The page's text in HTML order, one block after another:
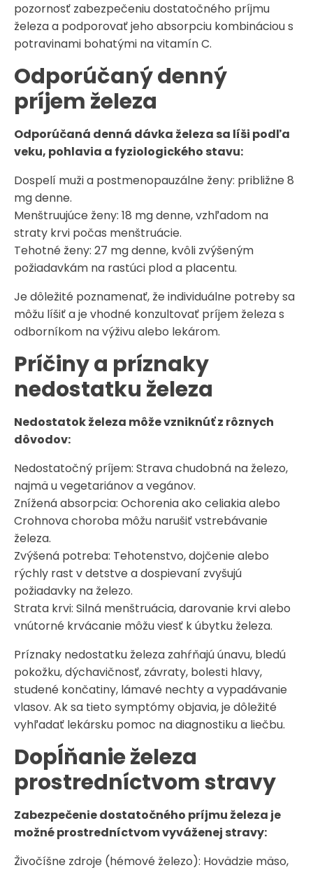
pozornosť zabezpečeniu dostatočného príjmu
železa a podporovať jeho absorpciu kombináciou s
potravinami bohatými na vitamín C.
Odporúčaný denný
príjem železa
Odporúčaná denná dávka železa sa líši podľa
veku, pohlavia a fyziologického stavu:​
Dospelí muži a postmenopauzálne ženy: približne 8
mg denne.​
Menštruujúce ženy: 18 mg denne, vzhľadom na
straty krvi počas menštruácie.​
Tehotné ženy: 27 mg denne, kvôli zvýšeným
požiadavkám na rastúci plod a placentu.​
Je dôležité poznamenať, že individuálne potreby sa
môžu líšiť a je vhodné konzultovať príjem železa s
odborníkom na výživu alebo lekárom.​
Príčiny a príznaky
nedostatku železa
Nedostatok železa môže vzniknúť z rôznych
dôvodov:​
Nedostatočný príjem: Strava chudobná na železo,
najmä u vegetariánov a vegánov.​
Znížená absorpcia: Ochorenia ako celiakia alebo
Crohnova choroba môžu narušiť vstrebávanie
železa.​
Zvýšená potreba: Tehotenstvo, dojčenie alebo
rýchly rast v detstve a dospievaní zvyšujú
požiadavky na železo.​
Strata krvi: Silná menštruácia, darovanie krvi alebo
vnútorné krvácanie môžu viesť k úbytku železa.
Príznaky nedostatku železa zahŕňajú únavu, bledú
pokožku, dýchavičnosť, závraty, bolesti hlavy,
studené končatiny, lámavé nechty a vypadávanie
vlasov. Ak sa tieto symptómy objavia, je dôležité
vyhľadať lekársku pomoc na diagnostiku a liečbu.
Dopĺňanie železa
prostredníctvom stravy
Zabezpečenie dostatočného príjmu železa je
možné prostredníctvom vyváženej stravy:​
Živočíšne zdroje (hémové železo): Hovädzie mäso,